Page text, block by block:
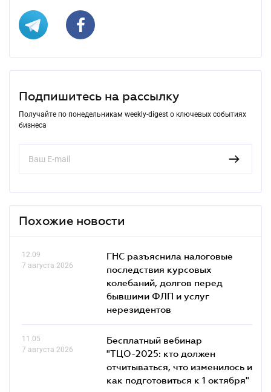
Подпишитесь на рассылку
Получайте по понедельникам weekly-digest о ключевых событиях
бизнеса
Похожие новости
12.09
7 августа 2026
ГНС разъяснила налоговые
последствия курсовых
колебаний, долгов перед
бывшими ФЛП и услуг
нерезидентов
11.05
7 августа 2026
Бесплатный вебинар
"ТЦО-2025: кто должен
отчитываться, что изменилось и
как подготовиться к 1 октября"